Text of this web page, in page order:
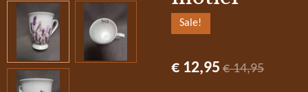
Sale!
€ 12,95 € 14,95